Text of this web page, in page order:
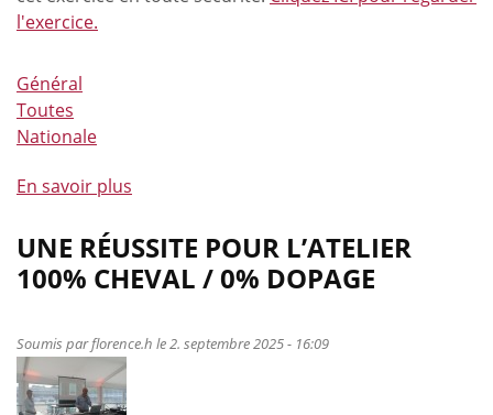
l'exercice.
Général
Toutes
Nationale
En savoir plus
de
Comme
les
(épisode
UNE RÉUSSITE POUR L’ATELIER
100% CHEVAL / 0% DOPAGE
Soumis parflorence.h le 2. septembre 2025 - 16:09